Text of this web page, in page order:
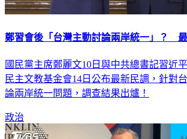
鄭習會後「台灣主動討論兩岸統一」？
國民黨主席鄭麗文10日與中共總書記習近
民主文教基金會14日公布最新民調，針對
論兩岸統一問題，調查結果出爐！
政治